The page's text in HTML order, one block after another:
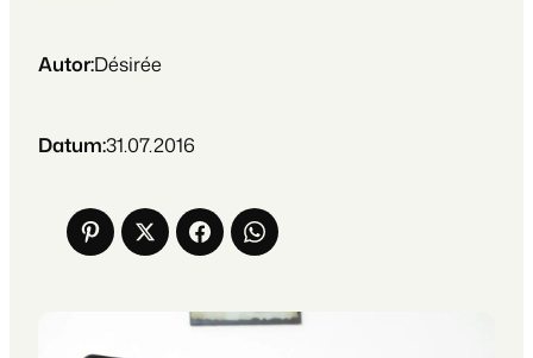
Autor:Désirée
Datum:31.07.2016